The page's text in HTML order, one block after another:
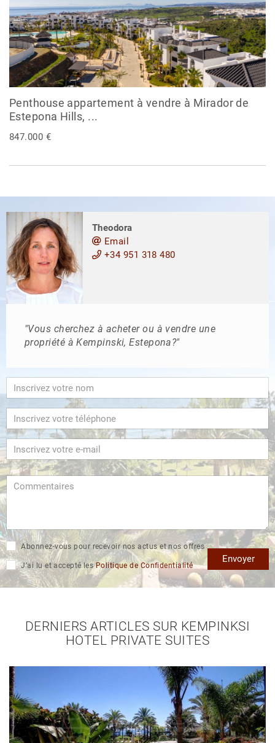
Penthouse appartement à vendre à Mirador de
Estepona Hills, ...
847.000 €
Theodora
Email
+34 951 318 480
"Vous cherchez à acheter ou à vendre une
propriété à Kempinski, Estepona?"
Abonnez-vous pour recevoir nos actus et nos offres
J’ai lu et accepté lesPolitique de Confidentialité
Envoyer
DERNIERS ARTICLES SUR KEMPINKSI
HOTEL PRIVATE SUITES